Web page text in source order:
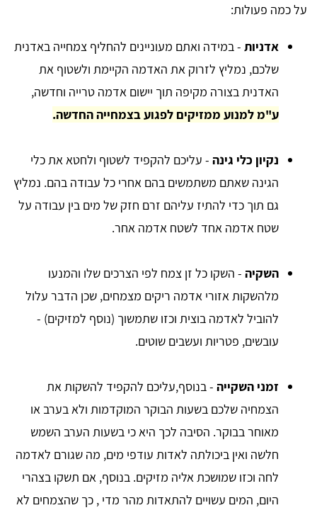
על כמה פעולות:
אדניות - במידה ואתם מעוניינים להחליף צמחייה באדנית
שלכם, נמליץ לזרוק את האדמה הקיימת ולשטוף את
האדנית בצורה מקיפה תוך יישום אדמה טרייה וחדשה,
ע"מ למנוע ממזיקים לפגוע בצמחייה החדשה.
נקיון כלי גינה - עליכם להקפיד לשטוף ולחטא את כלי
הגינה שאתם משתמשים בהם אחרי כל עבודה בהם. נמליץ
גם תוך כדי להתיז עליהם זרם חזק של מים בין עבודה על
שטח אדמה אחד לשטח אדמה אחר.
השקיה - השקו כל זן צמח לפי הצרכים שלו והמנעו
מלהשקות אזורי אדמה ריקים מצמחים, שכן הדבר עלול
להוביל לאדמה בוצית וכזו שתמשוך (נוסף למזיקים) -
עובשים, פטריות ועשבים שוטים.
זמני השקייה - בנוסף,עליכם להקפיד להשקות את
הצמחיה שלכם בשעות הבוקר המוקדמות ולא בערב או
מאוחר בבוקר. הסיבה לכך היא כי בשעות הערב השמש
חלשה ואין ביכולתה לאדות עודפי מים, מה שגורם לאדמה
לחה וכזו שמושכת אליה מזיקים. בנוסף, אם תשקו בצהרי
היום, המים עשויים להתאדות מהר מדי , כך שהצמחים לא